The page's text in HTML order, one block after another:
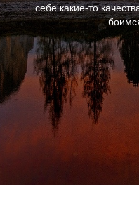
себе какие-то